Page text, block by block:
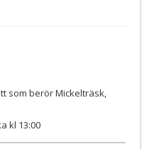
som berör Mickelträsk,
kl 13:00